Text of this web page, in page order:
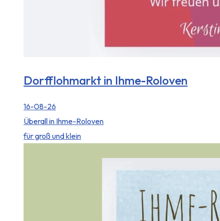
Dorfflohmarkt in Ihme-Roloven
16-08-26
Überall in Ihme-Roloven
für groß und klein